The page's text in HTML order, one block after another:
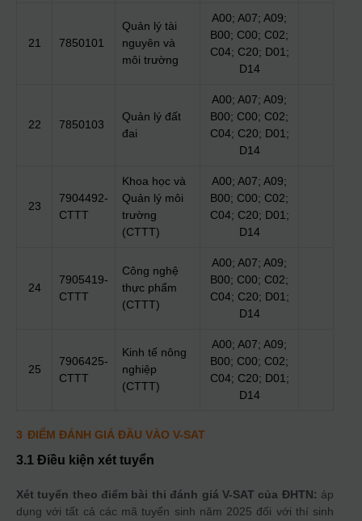
21 7850101
Quản lý tài
nguyên và
môi trường
A00; A07; A09;
B00; C00; C02;
C04; C20; D01;
D14
22 7850103
Quản lý đất
đai
A00; A07; A09;
B00; C00; C02;
C04; C20; D01;
D14
23
7904492-
CTTT
Khoa học và
Quản lý môi
trường
(CTTT)
A00; A07; A09;
B00; C00; C02;
C04; C20; D01;
D14
24
7905419-
CTTT
Công nghệ
thực phẩm
(CTTT)
A00; A07; A09;
B00; C00; C02;
C04; C20; D01;
D14
25
7906425-
CTTT
Kinh tế nông
nghiệp
(CTTT)
A00; A07; A09;
B00; C00; C02;
C04; C20; D01;
D14
3 ĐIỂM ĐÁNH GIÁ ĐẦU VÀO V-SAT
3.1 Điều kiện xét tuyển
Xét tuyển theo điểm bài thi đánh giá V-SAT của ĐHTN: áp
dụng với tất cả các mã tuyển sinh năm 2025 đối với thí sinh